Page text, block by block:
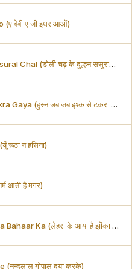
बेबी ए जी इधर आओं)
Doli Chadh Ke Dulhan Sasural Chal (डोली चढ़ के दुल्हन ससुराल चल)
Husn Jab Jab Ishq Se Takra Gaya (हुस्न जब जब इश्क से टकरा गया)
न हसिना)
आती है मगर)
Lehra Ke Aaya Hai Jhonka Bahaar Ka (लेहरा के आया है झोंका बहार का)
गोपाल दया करके)